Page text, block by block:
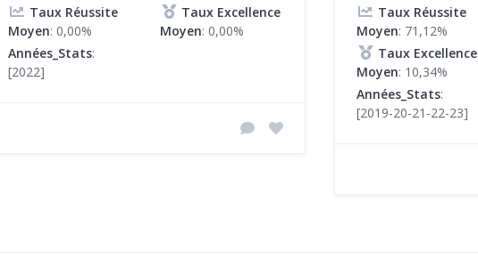
Taux Réussite
Moyen: 0,00%
Taux Excellence
Moyen: 0,00%
Années_Stats:
[2022]
Taux Réussite
Moyen: 71,12%
Taux Excellence
Moyen: 10,34%
Années_Stats:
[2019-20-21-22-23]